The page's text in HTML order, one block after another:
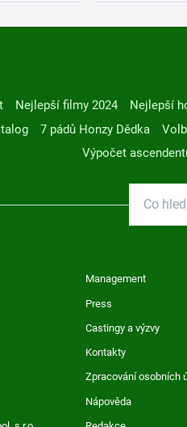
Nejlepší filmy 2024 Nejlepší
7 pádů Honzy Dědka
Výpočet
Management
Press
Castingy a výzvy
Kontakty
Zpracování osobních
Nápověda